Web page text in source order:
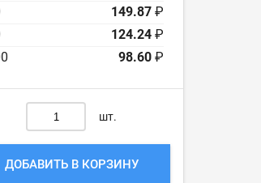
149.87 ₽
124.24 ₽
98.60 ₽
шт.
ДОБАВИТЬ В КОРЗИНУ